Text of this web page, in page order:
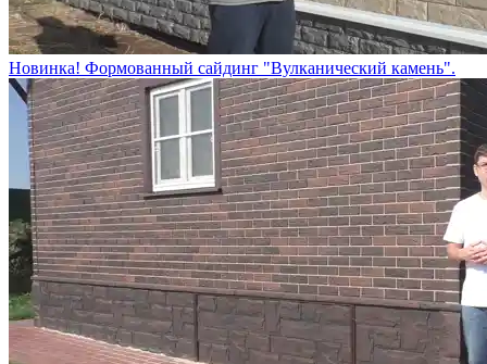
Новинка! Формованный сайдинг "Вулканический камень".